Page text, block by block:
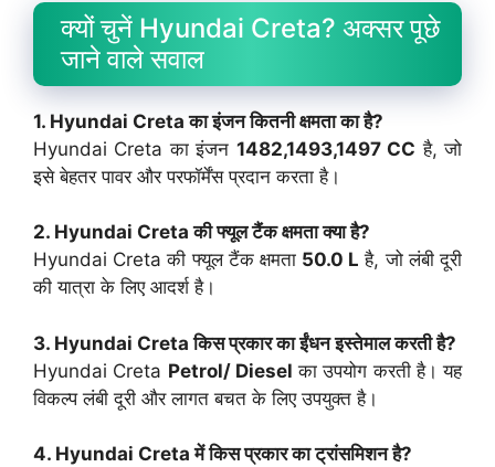
क्यों चुनें Hyundai Creta? अक्सर पूछे
जाने वाले सवाल
1. Hyundai Creta का इंजन कितनी क्षमता का है?
Hyundai Creta का इंजन 1482,1493,1497 CC है, जो
इसे बेहतर पावर और परफॉर्मेंस प्रदान करता है।
2. Hyundai Creta की फ्यूल टैंक क्षमता क्या है?
Hyundai Creta की फ्यूल टैंक क्षमता 50.0 L है, जो लंबी दूरी
की यात्रा के लिए आदर्श है।
3. Hyundai Creta किस प्रकार का ईंधन इस्तेमाल करती है?
Hyundai Creta Petrol/ Diesel का उपयोग करती है। यह
विकल्प लंबी दूरी और लागत बचत के लिए उपयुक्त है।
4. Hyundai Creta में किस प्रकार का ट्रांसमिशन है?